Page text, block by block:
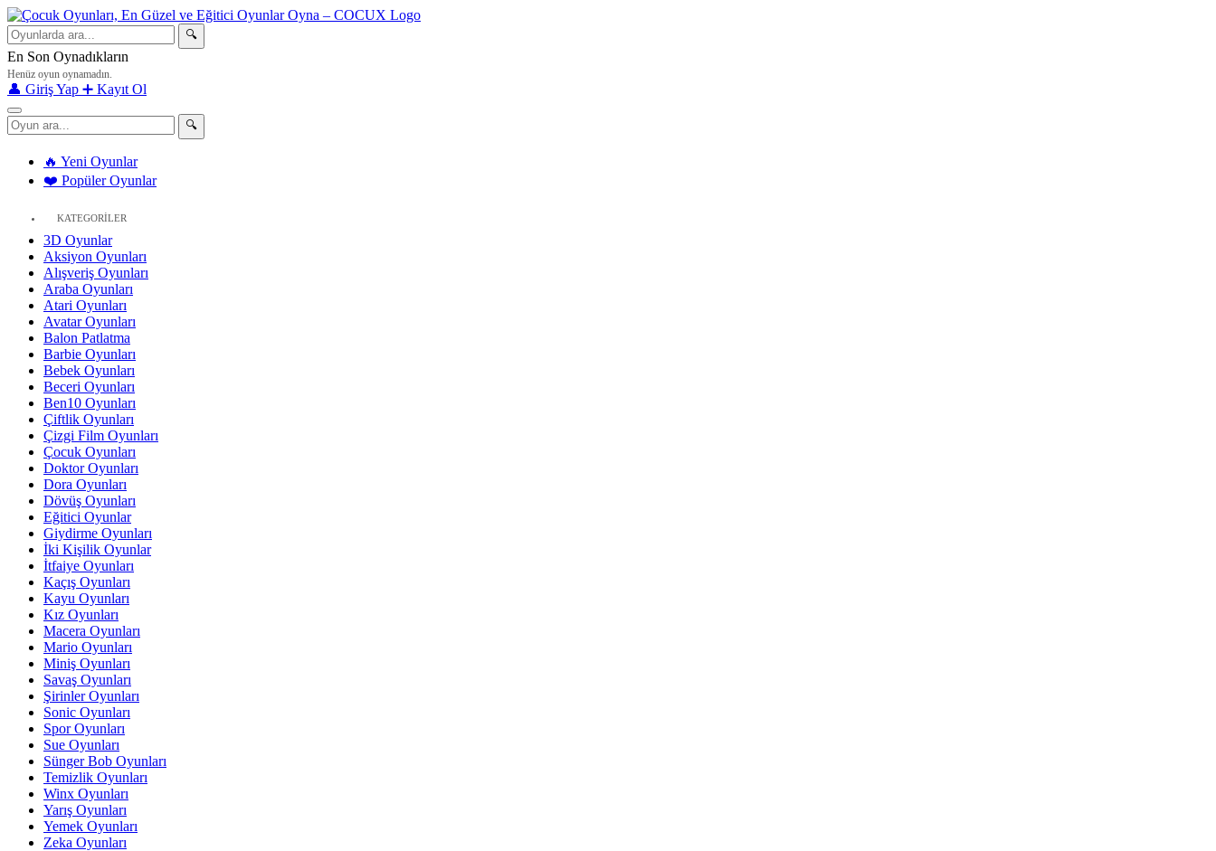
🔍
En Son Oynadıkların
Henüz oyun oynamadın.
👤 Giriş Yap ➕ Kayıt Ol
🔍
🔥 Yeni Oyunlar
❤️ Popüler Oyunlar
KATEGORİLER
3D Oyunlar
Aksiyon Oyunları
Alışveriş Oyunları
Araba Oyunları
Atari Oyunları
Avatar Oyunları
Balon Patlatma
Barbie Oyunları
Bebek Oyunları
Beceri Oyunları
Ben10 Oyunları
Çiftlik Oyunları
Çizgi Film Oyunları
Çocuk Oyunları
Doktor Oyunları
Dora Oyunları
Dövüş Oyunları
Eğitici Oyunlar
Giydirme Oyunları
İki Kişilik Oyunlar
İtfaiye Oyunları
Kaçış Oyunları
Kayu Oyunları
Kız Oyunları
Macera Oyunları
Mario Oyunları
Miniş Oyunları
Savaş Oyunları
Şirinler Oyunları
Sonic Oyunları
Spor Oyunları
Sue Oyunları
Sünger Bob Oyunları
Temizlik Oyunları
Winx Oyunları
Yarış Oyunları
Yemek Oyunları
Zeka Oyunları